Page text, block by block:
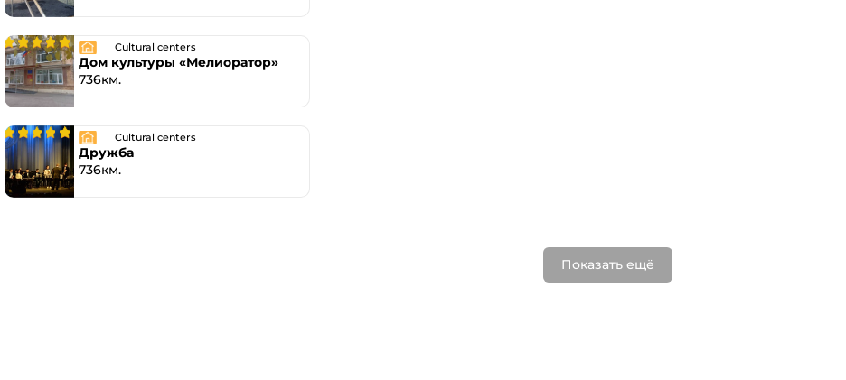
Cultural centers
Дом культуры «Мелиоратор»
736км.
Cultural centers
Дружба
736км.
Показать ещё